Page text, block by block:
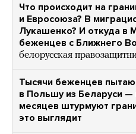
Что происходит на
и Евросоюза? В
Лукашенко? И откуда в
беженцев с Ближнего
белорусская
Тысячи беженцев
в Польшу из Беларуси —
месяцев штурмуют
это выглядит